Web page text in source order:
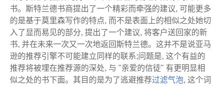
书。斯特兰德书商提出了一个精彩而牵强的建议, 可能更多
的是基于莫里森写作的特点, 而不是表面上的相似之处她切
入了显而易见的部分, 提出了一个建议, 将客户送回家的新
书, 并在未来一次又一次地返回斯特兰德。这并不是说亚马
逊的推荐引擎不可能建立同样的联系;问题是, 这个有益的
推荐将被埋在推荐源的深处, 与 "亲爱的信徒" 有更明显相
似之处的书下面。其目的是为了逃避推荐过滤气泡, 这个词